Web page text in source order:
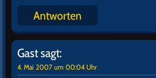
Antworten
Gastsagt:
4. Mai 2007 um 00:04 Uhr